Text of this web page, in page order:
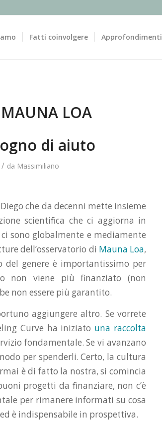
Fatti coinvolgere Approfondimenti
MAUNA LOA
di aiuto
/ da Massimiliano
che da decenni mette insieme
scientifica che ci aggiorna in
sono globalmente e mediamente
dell’osservatorio di Mauna Loa,
del genere è importantissimo per
non viene più finanziato (non
non essere più garantito.
aggiungere altro. Se vorrete
Curve ha iniziato una raccolta
fondamentale. Se vi avanzano
per spenderli. Certo, la cultura
è di fatto la nostra, si comincia
progetti da finanziare, non c’è
per rimanere informati su cosa
è indispensabile in prospettiva.